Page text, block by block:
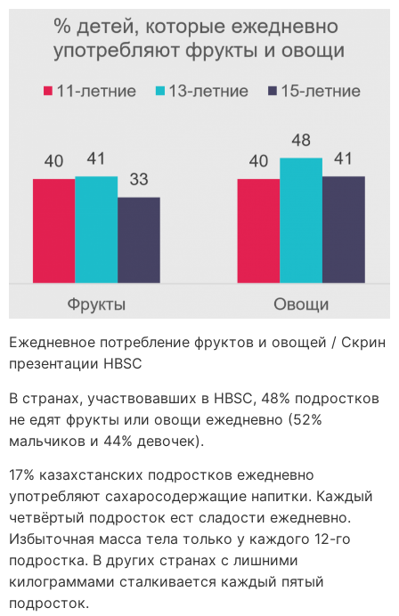
Ежедневное потребление фруктов и овощей / Скрин
презентации HBSC
В странах, участвовавших в HBSC, 48% подростков
не едят фрукты или овощи ежедневно (52%
мальчиков и 44% девочек).
17% казахстанских подростков ежедневно
употребляют сахаросодержащие напитки. Каждый
четвёртый подросток ест сладости ежедневно.
Избыточная масса тела только у каждого 12-го
подростка. В других странах с лишними
килограммами сталкивается каждый пятый
подросток.